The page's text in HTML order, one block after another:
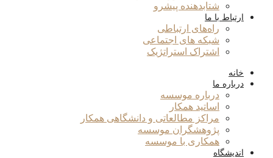
شتابدهنده پیشرو
ارتباط با ما
راه‌های ارتباطی
شبکه های اجتماعی
اشتراک استراتژیک
خانه
درباره ما
درباره موسسه
اساتید همکار
مراکز مطالعاتی و دانشگاهی همکار
پژوهشگران موسسه
همکاری با موسسه
اندیشگاه